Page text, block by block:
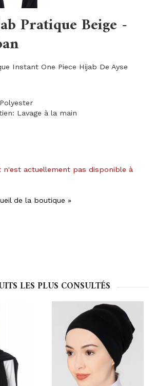
Pratique Beige -
Instant One Piece Hijab De Ayse
Lavage à la main
n'est actuellement pas disponible à
de la boutique »
LES PLUS CONSULTÉS